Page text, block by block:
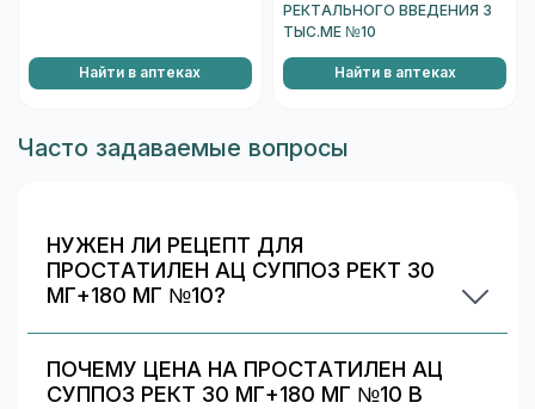
Найти в аптеках
РЕКТАЛЬНОГО ВВЕДЕНИЯ 3
ТЫС.МЕ №10
Найти в аптеках
Часто задаваемые вопросы
НУЖЕН ЛИ РЕЦЕПТ ДЛЯ
ПРОСТАТИЛЕН АЦ СУППОЗ РЕКТ 30
МГ+180 МГ №10?
Уточняйте правила у выбранной аптеки.
ПОЧЕМУ ЦЕНА НА ПРОСТАТИЛЕН АЦ
СУППОЗ РЕКТ 30 МГ+180 МГ №10 В